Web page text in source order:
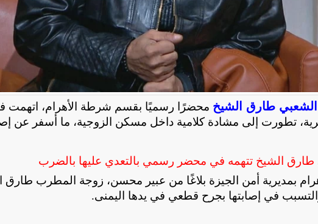
طارق الشيخ محضرًا رسميًا بقسم شرطة الأهرام، اتهمت
تطورت إلى مشادة كلامية داخل مسكن الزوجية، ما أسفر عن
الشيخ تتهمه في محضر رسمي بالتعدي عليها بالضرب
بمديرية أمن الجيزة بلاغًا من عبير محسن، زوجة المطرب طارق
في إصابتها بجرح قطعي في يدها اليمنى.